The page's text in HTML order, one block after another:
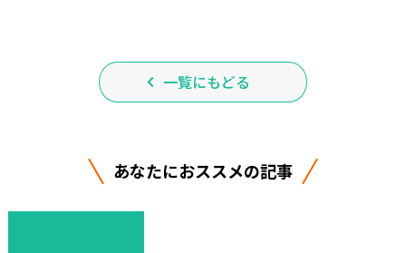
一覧にもどる
あなたにおススメの記事